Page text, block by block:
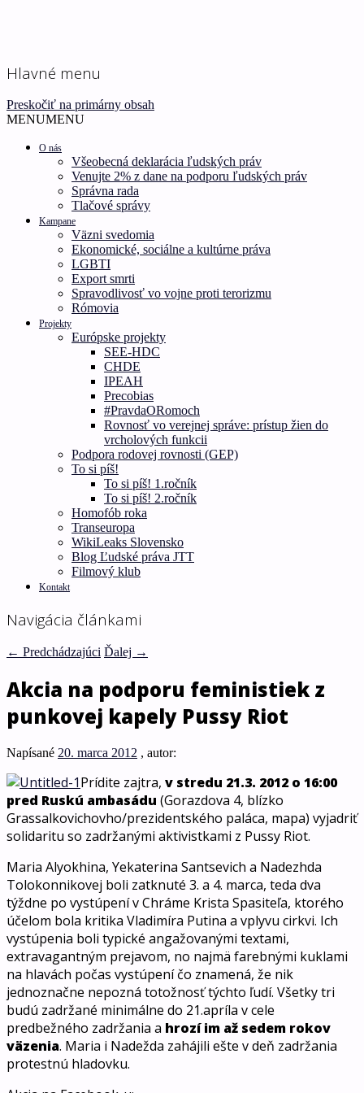
Inštitút ľudských práv –
Human Rights Institute
Ľudské práva pre všetkých!
Hlavné menu
Preskočiť na primárny obsah
MENUMENU
O nás
Všeobecná deklarácia ľudských práv
Venujte 2% z dane na podporu ľudských práv
Správna rada
Tlačové správy
Kampane
Väzni svedomia
Ekonomické, sociálne a kultúrne práva
LGBTI
Export smrti
Spravodlivosť vo vojne proti terorizmu
Rómovia
Projekty
Európske projekty
SEE-HDC
CHDE
IPEAH
Precobias
#PravdaORomoch
Rovnosť vo verejnej správe: prístup žien do
vrcholových funkcii
Podpora rodovej rovnosti (GEP)
To si píš!
To si píš! 1.ročník
To si píš! 2.ročník
Homofób roka
Transeuropa
WikiLeaks Slovensko
Blog Ľudské práva JTT
Filmový klub
Kontakt
Navigácia článkami
← Predchádzajúci Ďalej →
Akcia na podporu feministiek z
punkovej kapely Pussy Riot
Napísané 20. marca 2012 , autor:
Prídite zajtra, v stredu 21.3. 2012 o 16:00
pred Ruskú ambasádu (Gorazdova 4, blízko
Grassalkovichovho/prezidentského paláca, mapa) vyjadriť
solidaritu so zadržanými aktivistkami z Pussy Riot.
Maria Alyokhina, Yekaterina Santsevich a Nadezhda
Tolokonnikovej boli zatknuté 3. a 4. marca, teda dva
týždne po vystúpení v Chráme Krista Spasiteľa, ktorého
účelom bola kritika Vladimíra Putina a vplyvu cirkvi. Ich
vystúpenia boli typické angažovanými textami,
extravagantným prejavom, no najmä farebnými kuklami
na hlavách počas vystúpení čo znamená, že nik
jednoznačne nepozná totožnosť týchto ľudí. Všetky tri
budú zadržané minimálne do 21.apríla v cele
predbežného zadržania a hrozí im až sedem rokov
väzenia. Maria i Nadežda zahájili ešte v deň zadržania
protestnú hladovku.